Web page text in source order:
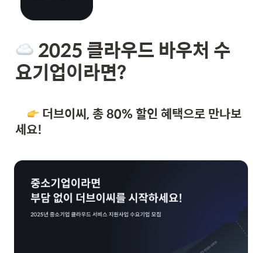
2025 클라우드 바우처 수
요기업이라면?
더브이씨, 총 80% 할인 혜택으로 만나보
세요!